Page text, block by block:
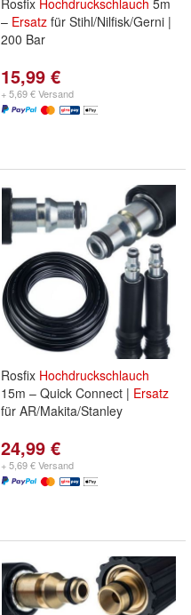
Rosfix Hochdruckschlauch 5m
– Ersatz für Stihl/Nilfisk/Gerni |
200 Bar
15,99 €
+ 5,69 € Versand
Rosfix Hochdruckschlauch
15m – Quick Connect | Ersatz
für AR/Makita/Stanley
24,99 €
+ 5,69 € Versand